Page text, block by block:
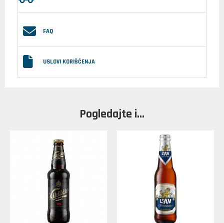
FAQ
USLOVI KORIŠĆENJA
Pogledajte i...